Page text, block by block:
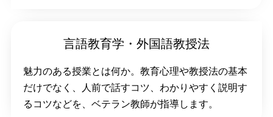
言語教育学・外国語教授法
魅力のある授業とは何か。教育心理や教授法の基本
だけでなく、人前で話すコツ、わかりやすく説明す
るコツなどを、ベテラン教師が指導します。